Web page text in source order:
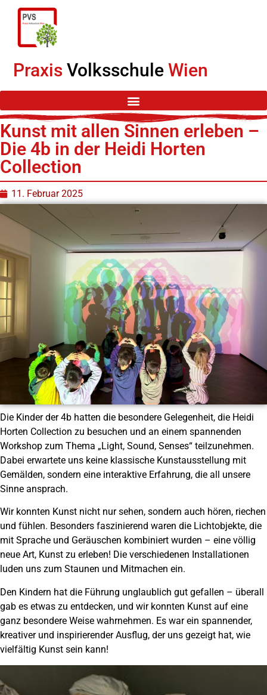
Praxis VolksschuleWien
Kunst mit allen Sinnen erleben –
Die 4b in der Heidi Horten
Collection
11. Februar 2025
Die Kinder der 4b hatten die besondere Gelegenheit, die Heidi
Horten Collection zu besuchen und an einem spannenden
Workshop zum Thema „Light, Sound, Senses“ teilzunehmen.
Dabei erwartete uns keine klassische Kunstausstellung mit
Gemälden, sondern eine interaktive Erfahrung, die all unsere
Sinne ansprach.
Wir konnten Kunst nicht nur sehen, sondern auch hören, riechen
und fühlen. Besonders faszinierend waren die Lichtobjekte, die
mit Sprache und Geräuschen kombiniert wurden – eine völlig
neue Art, Kunst zu erleben! Die verschiedenen Installationen
luden uns zum Staunen und Mitmachen ein.
Den Kindern hat die Führung unglaublich gut gefallen – überall
gab es etwas zu entdecken, und wir konnten Kunst auf eine
ganz besondere Weise wahrnehmen. Es war ein spannender,
kreativer und inspirierender Ausflug, der uns gezeigt hat, wie
vielfältig Kunst sein kann!